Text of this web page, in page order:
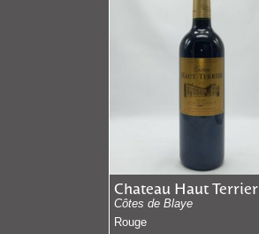
Chateau Haut Terrier
Côtes de Blaye
Rouge